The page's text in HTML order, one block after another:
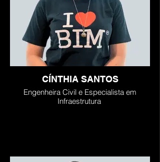
CÍNTHIA SANTOS
Engenheira Civil e Especialista em
Infraestrutura